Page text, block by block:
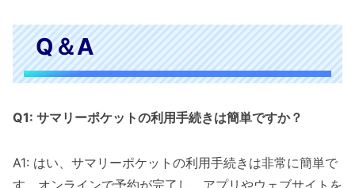
Q＆A
Q1: サマリーポケットの利用手続きは簡単ですか？
A1: はい、サマリーポケットの利用手続きは非常に簡単で
す。オンラインで予約が完了し、アプリやウェブサイトを